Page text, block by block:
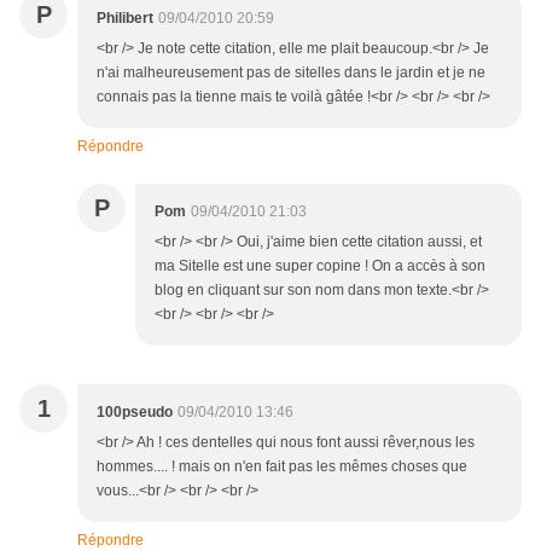
P Philibert 09/04/2010 20:59
<br /> Je note cette citation, elle me plait beaucoup.<br /> Je
n'ai malheureusement pas de sitelles dans le jardin et je ne
connais pas la tienne mais te voilà gâtée !<br /> <br /> <br />
Répondre
P Pom 09/04/2010 21:03
<br /> <br /> Oui, j'aime bien cette citation aussi, et
ma Sitelle est une super copine ! On a accès à son
blog en cliquant sur son nom dans mon texte.<br />
<br /> <br /> <br />
1 100pseudo 09/04/2010 13:46
<br /> Ah ! ces dentelles qui nous font aussi rêver,nous les
hommes.... ! mais on n'en fait pas les mêmes choses que
vous...<br /> <br /> <br />
Répondre